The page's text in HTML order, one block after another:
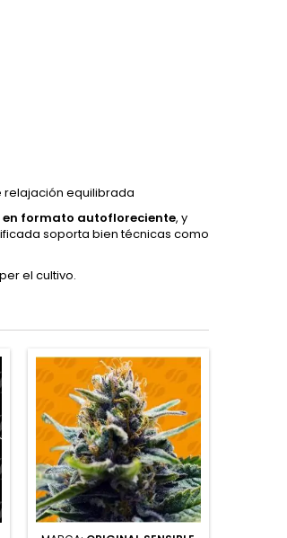
relajación equilibrada
en formato autofloreciente, y
soporta bien técnicas como
el cultivo.